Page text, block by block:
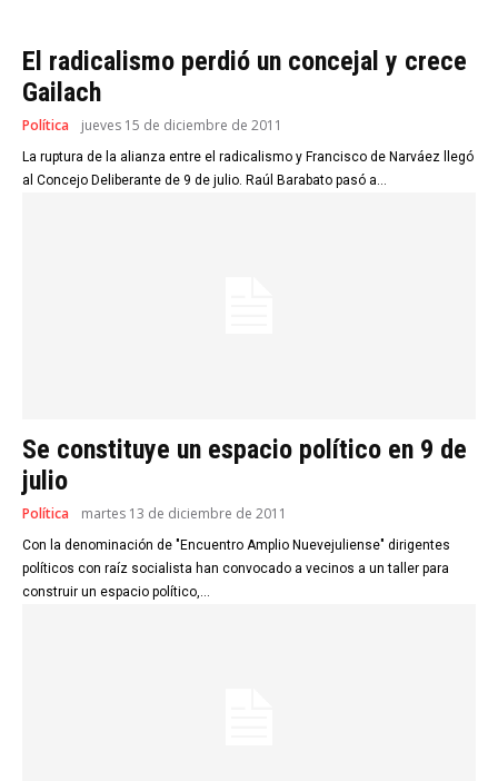
El radicalismo perdió un concejal y crece
Gailach
Política jueves 15 de diciembre de 2011
La ruptura de la alianza entre el radicalismo y Francisco de Narváez llegó
al Concejo Deliberante de 9 de julio. Raúl Barabato pasó a...
Se constituye un espacio político en 9 de
julio
Política martes 13 de diciembre de 2011
Con la denominación de "Encuentro Amplio Nuevejuliense" dirigentes
políticos con raíz socialista han convocado a vecinos a un taller para
construir un espacio político,...